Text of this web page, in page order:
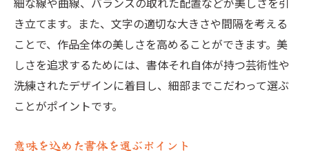
き立てます。また、文字の適切な大きさや間隔を考える
ことで、作品全体の美しさを高めることができます。美
しさを追求するためには、書体それ自体が持つ芸術性や
洗練されたデザインに着目し、細部までこだわって選ぶ
ことがポイントです。
意味を込めた書体を選ぶポイント